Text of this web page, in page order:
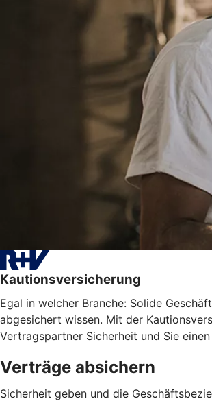
Kautionsversicherung
Egal in welcher Branche: Solide
abgesichert wissen. Mit der
Vertragspartner Sicherheit und Sie
Verträge absichern
Sicherheit geben und die